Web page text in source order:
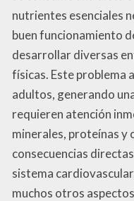
nutrientes esenciales
buen funcionamiento
desarrollar diversas
físicas. Este problema
adultos, generando
requieren atención
minerales, proteínas
consecuencias
sistema
muchos otros